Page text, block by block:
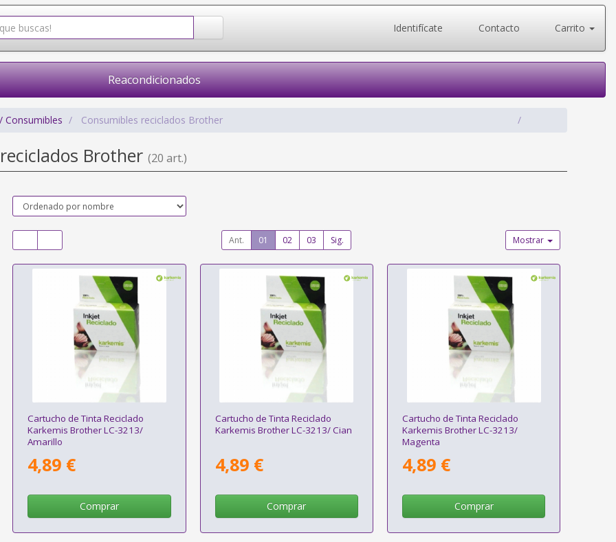
Identifícate Contacto Carrito
Reacondicionados
Consumibles Consumibles reciclados Brother
Brother (20 art.)
Ant. 01 02 03 Sig. Mostrar
Cartucho de Tinta Reciclado
Karkemis Brother LC-3213/
Amarillo
4,89 €
Comprar
Cartucho de Tinta Reciclado
Karkemis Brother LC-3213/ Cian
4,89 €
Comprar
Cartucho de Tinta Reciclado
Karkemis Brother LC-3213/
Magenta
4,89 €
Comprar